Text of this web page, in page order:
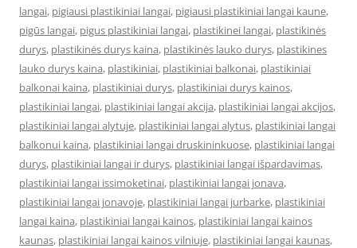
langai, pigiausi plastikiniai langai, pigiausi plastikiniai langai kaune,
pigūs langai, pigus plastikiniai langai, plastikinei langai, plastikinės
durys, plastikinės durys kaina, plastikinės lauko durys, plastikines
lauko durys kaina, plastikiniai, plastikiniai balkonai, plastikiniai
balkonai kaina, plastikiniai durys, plastikiniai durys kainos,
plastikiniai langai, plastikiniai langai akcija, plastikiniai langai akcijos,
plastikiniai langai alytuje, plastikiniai langai alytus, plastikiniai langai
balkonui kaina, plastikiniai langai druskininkuose, plastikiniai langai
durys, plastikiniai langai ir durys, plastikiniai langai išpardavimas,
plastikiniai langai issimoketinai, plastikiniai langai jonava,
plastikiniai langai jonavoje, plastikiniai langai jurbarke, plastikiniai
langai kaina, plastikiniai langai kainos, plastikiniai langai kainos
kaunas, plastikiniai langai kainos vilniuje, plastikiniai langai kaunas,